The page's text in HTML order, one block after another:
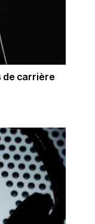
de carrière